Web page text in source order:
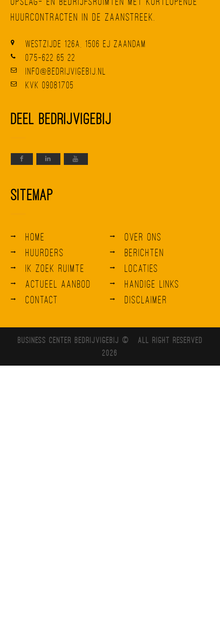
huurcontracten in de Zaanstreek.
Westzijde 126A, 1506 EJ Zaandam
075-622 65 22
info@bedrijvigebij.nl
KvK 09081705
Deel BedrijvigeBij
Sitemap
Home
Over ons
Huurders
Berichten
Ik zoek ruimte
Locaties
Actueel aanbod
Handige links
Contact
Disclaimer
Business Center BedrijvigeBij © All right reserved
2026